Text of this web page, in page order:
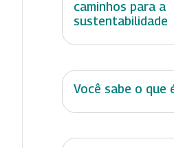
caminhos para a
sustentabilidade
Você sabe o que